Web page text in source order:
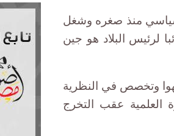
في العمل السياسي منذ صغره وشغل
لرئيس البلاد هو جين
وتخصص في النظرية
العلمية عقب التخرج